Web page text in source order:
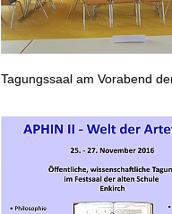
Tagungssaal am Vorabend